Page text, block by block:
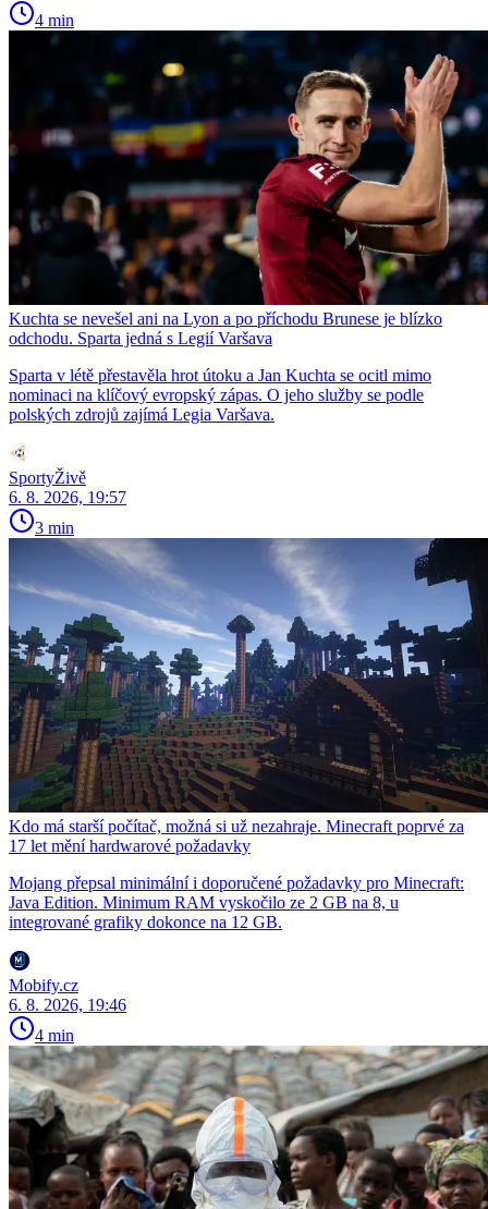
4 min
Kuchta se nevešel ani na Lyon a po příchodu Brunese je blízko
odchodu. Sparta jedná s Legií Varšava
Sparta v létě přestavěla hrot útoku a Jan Kuchta se ocitl mimo
nominaci na klíčový evropský zápas. O jeho služby se podle
polských zdrojů zajímá Legia Varšava.
SportyŽivě
6. 8. 2026, 19:57
3 min
Kdo má starší počítač, možná si už nezahraje. Minecraft poprvé za
17 let mění hardwarové požadavky
Mojang přepsal minimální i doporučené požadavky pro Minecraft:
Java Edition. Minimum RAM vyskočilo ze 2 GB na 8, u
integrované grafiky dokonce na 12 GB.
Mobify.cz
6. 8. 2026, 19:46
4 min